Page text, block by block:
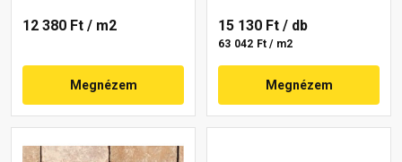
12 380 Ft / m2
Megnézem
15 130 Ft / db
63 042 Ft / m2
Megnézem